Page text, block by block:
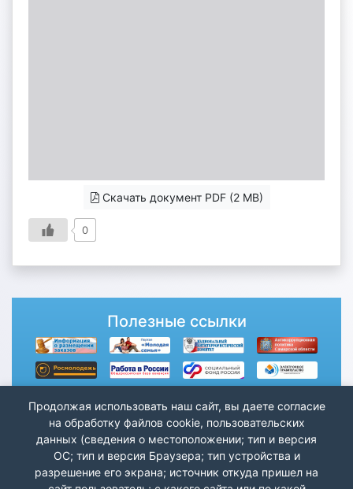
Скачать документ PDF (2 MB)
0
Полезные ссылки
Продолжая использовать наш сайт, вы даете согласие
на обработку файлов cookie, пользовательских
данных (сведения о местоположении; тип и версия
ОС; тип и версия Браузера; тип устройства и
разрешение его экрана; источник откуда пришел на